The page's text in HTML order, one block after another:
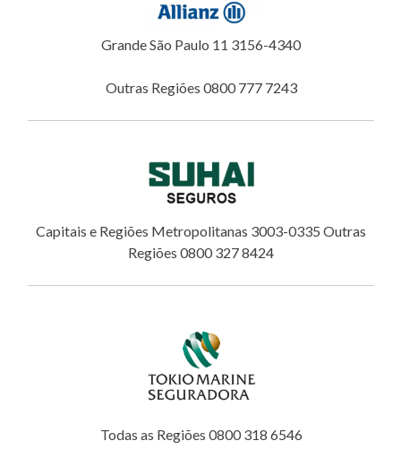
Grande São Paulo 11 3156-4340
Outras Regiões 0800 777 7243
Capitais e Regiões Metropolitanas 3003-0335 Outras
Regiões 0800 327 8424
Todas as Regiões 0800 318 6546